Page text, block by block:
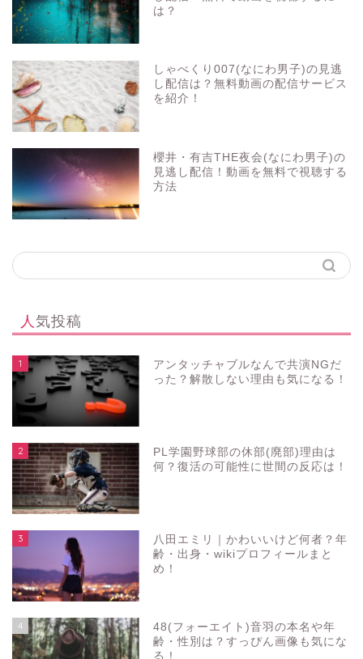
は？
しゃべくり007(なにわ男子)の見逃
し配信は？無料動画の配信サービス
を紹介！
櫻井・有吉THE夜会(なにわ男子)の
見逃し配信！動画を無料で視聴する
方法
人気投稿
1
アンタッチャブルなんで共演NGだ
った？解散しない理由も気になる！
2
PL学園野球部の休部(廃部)理由は
何？復活の可能性に世間の反応は！
3
八田エミリ｜かわいいけど何者？年
齢・出身・wikiプロフィールまと
め！
4
48(フォーエイト)音羽の本名や年
齢・性別は？すっぴん画像も気にな
る！